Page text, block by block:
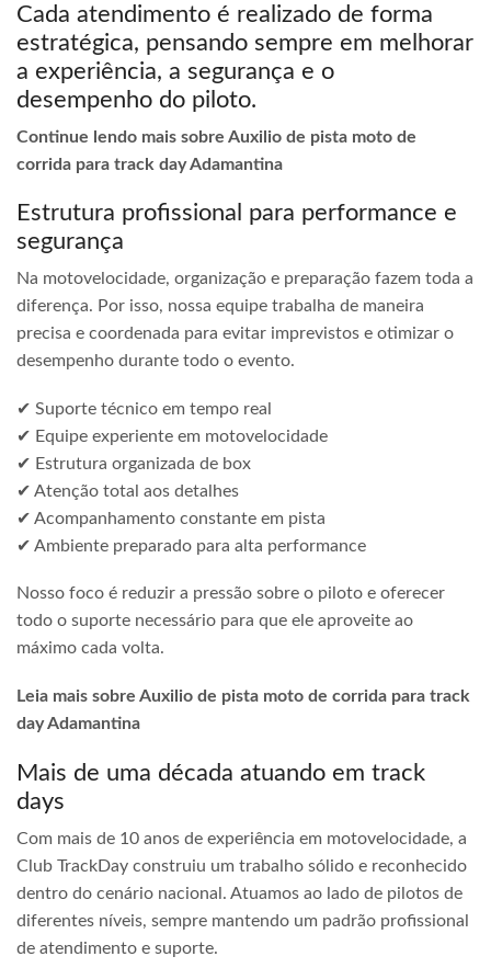
Cada atendimento é realizado de forma
estratégica, pensando sempre em melhorar
a experiência, a segurança e o
desempenho do piloto.
Continue lendo mais sobre Auxilio de pista moto de
corrida para track day Adamantina
Estrutura profissional para performance e
segurança
Na motovelocidade, organização e preparação fazem toda a
diferença. Por isso, nossa equipe trabalha de maneira
precisa e coordenada para evitar imprevistos e otimizar o
desempenho durante todo o evento.
✔ Suporte técnico em tempo real
✔ Equipe experiente em motovelocidade
✔ Estrutura organizada de box
✔ Atenção total aos detalhes
✔ Acompanhamento constante em pista
✔ Ambiente preparado para alta performance
Nosso foco é reduzir a pressão sobre o piloto e oferecer
todo o suporte necessário para que ele aproveite ao
máximo cada volta.
Leia mais sobre Auxilio de pista moto de corrida para track
day Adamantina
Mais de uma década atuando em track
days
Com mais de 10 anos de experiência em motovelocidade, a
Club TrackDay construiu um trabalho sólido e reconhecido
dentro do cenário nacional. Atuamos ao lado de pilotos de
diferentes níveis, sempre mantendo um padrão profissional
de atendimento e suporte.